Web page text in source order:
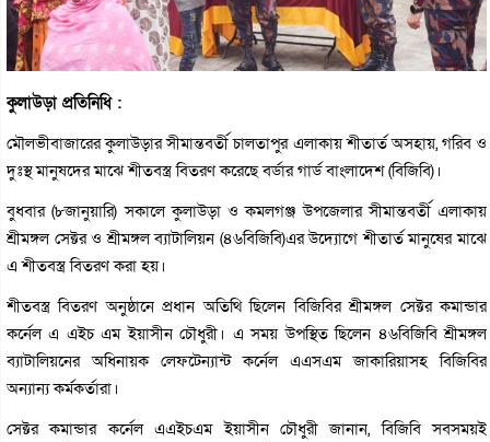
কুলাউড়া প্রতিনিধি :
মৌলভীবাজারের কুলাউড়ার সীমান্তবর্তী চালতাপুর এলাকায় শীতার্ত অসহায়, গরিব ও
দুঃস্থ মানুষদের মাঝে শীতবস্ত্র বিতরণ করেছে বর্ডার গার্ড বাংলাদেশ (বিজিবি)।
বুধবার (৮জানুয়ারি) সকালে কুলাউড়া ও কমলগঞ্জ উপজেলার সীমান্তবর্তী এলাকায়
শ্রীমঙ্গল সেক্টর ও শ্রীমঙ্গল ব্যাটালিয়ন (৪৬বিজিবি)এর উদ্যোগে শীতার্ত মানুষের মাঝে
এ শীতবস্ত্র বিতরণ করা হয়।
শীতবস্ত্র বিতরণ অনুষ্ঠানে প্রধান অতিথি ছিলেন বিজিবির শ্রীমঙ্গল সেক্টর কমান্ডার
কর্নেল এ এইচ এম ইয়াসীন চৌধুরী। এ সময় উপস্থিত ছিলেন ৪৬বিজিবি শ্রীমঙ্গল
ব্যাটালিয়নের অধিনায়ক লেফটেন্যান্ট কর্নেল এএসএম জাকারিয়াসহ বিজিবির
অন্যান্য কর্মকর্তারা।
সেক্টর কমান্ডার কর্নেল এএইচএম ইয়াসীন চৌধুরী জানান, বিজিবি সবসময়ই